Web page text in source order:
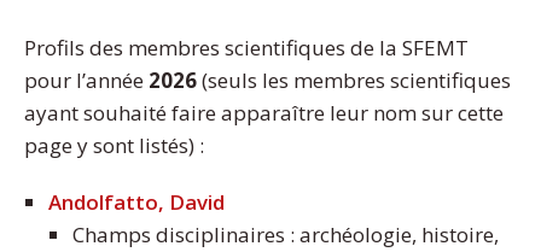
Profils des membres scientifiques de la SFEMT
pour l’année 2026(seuls les membres scientifiques
ayant souhaité faire apparaître leur nom sur cette
page y sont listés) :
Andolfatto, David
Champs disciplinaires : archéologie, histoire,